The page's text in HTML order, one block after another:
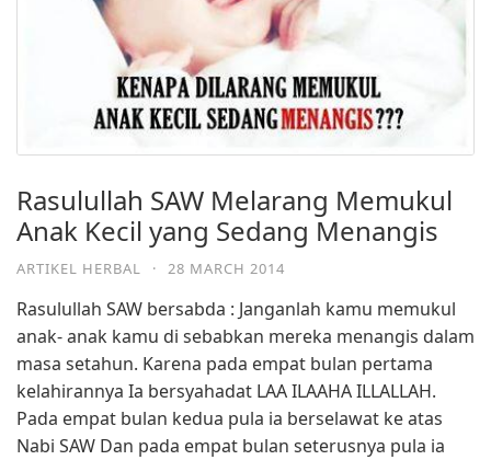
Rasulullah SAW Melarang Memukul
Anak Kecil yang Sedang Menangis
ARTIKEL HERBAL · 28 MARCH 2014
Rasulullah SAW bersabda : Janganlah kamu memukul
anak- anak kamu di sebabkan mereka menangis dalam
masa setahun. Karena pada empat bulan pertama
kelahirannya Ia bersyahadat LAA ILAAHA ILLALLAH.
Pada empat bulan kedua pula ia berselawat ke atas
Nabi SAW Dan pada empat bulan seterusnya pula ia